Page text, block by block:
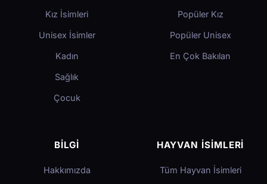
Kız İsimleri
Unisex İsimler
Kadın
Sağlık
Çocuk
Popüler Kız
Popüler Unisex
En Çok Bakılan
BILGI
Hakkımızda
HAYVAN İSIMLERI
Tüm Hayvan İsimleri